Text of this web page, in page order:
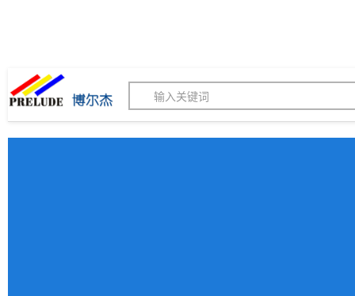
博尔杰PTS - 工业标识解